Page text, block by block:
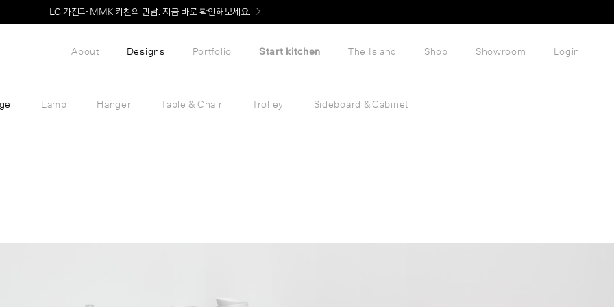
LG 가전과 MMK 키친의 만남. 지금 바로 확인해보세요.
About Designs Portfolio Start kitchen The Island Shop Showroom Login
Lamp Hanger Table & Chair Trolley Sideboard & Cabinet